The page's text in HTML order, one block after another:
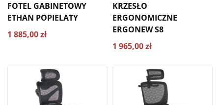
FOTEL GABINETOWY
ETHAN POPIELATY
1 885,00 zł
KRZESŁO
ERGONOMICZNE
ERGONEW S8
1 965,00 zł